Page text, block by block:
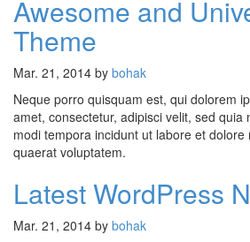
Awesome and
Theme
Mar. 21, 2014 by bohak
Neque porro quisquam est, qui dolorem
amet, consectetur, adipisci velit, sed quia
modi tempora incidunt ut labore et dolore
quaerat voluptatem.
Latest WordPress
Mar. 21, 2014 by bohak